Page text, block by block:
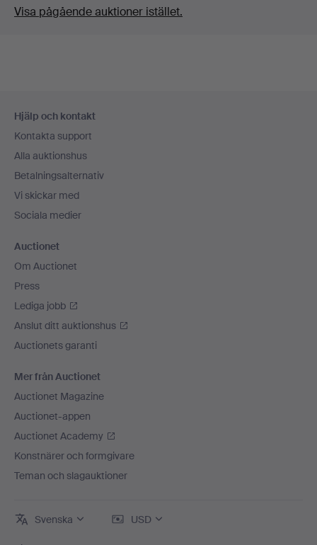
Visa pågående auktioner istället.
Hjälp och kontakt
Kontakta support
Alla auktionshus
Betalningsalternativ
Vi skickar med
Sociala medier
Auctionet
Om Auctionet
Press
Lediga jobb
Anslut ditt auktionshus
Auctionets garanti
Mer från Auctionet
Auctionet Magazine
Auctionet-appen
Auctionet Academy
Konstnärer och formgivare
Teman och slagauktioner
Svenska USD